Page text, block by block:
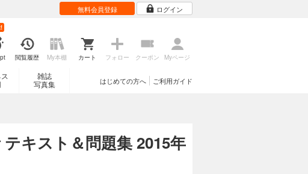
無料会員登録 ログイン
閲覧履歴 My本棚 カート フォロー クーポン Myページ
雑誌
写真集
ご利用ガイド
はじめての方へ
キスト＆問題集 2015年